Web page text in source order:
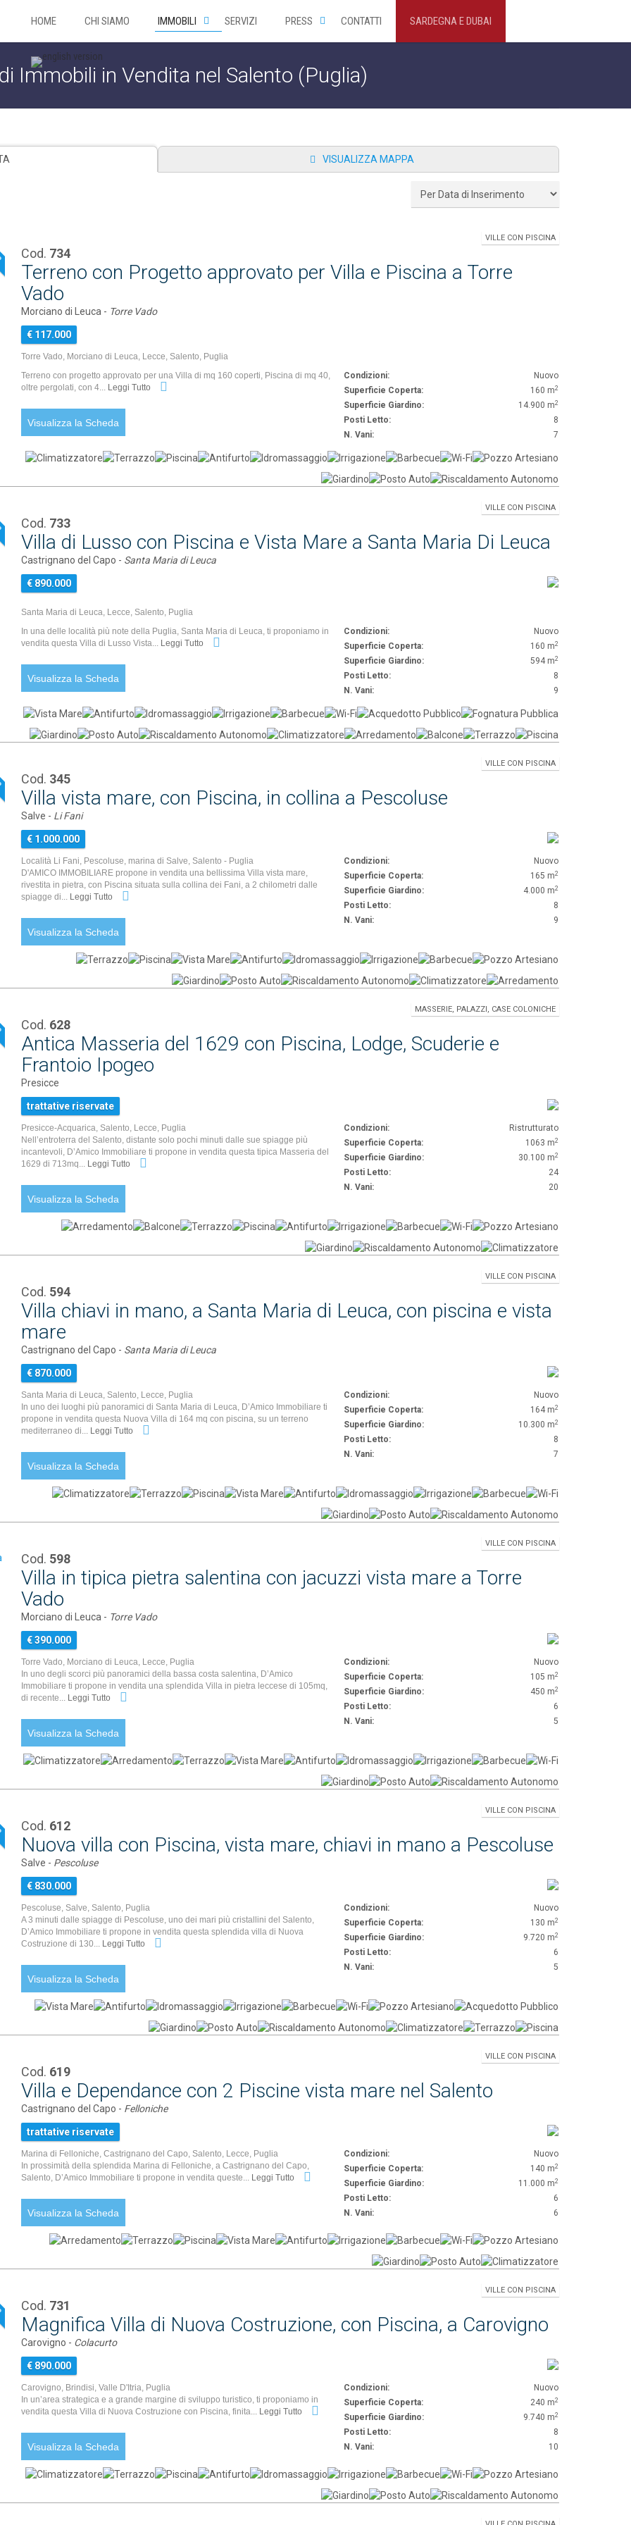
HOME CHI SIAMO IMMOBILI SERVIZI PRESS CONTATTI SARDEGNA E DUBAI
Immobili in Vendita nel Salento (Puglia)
VISUALIZZA MAPPA
VILLE CON PISCINA
Cod. 734
Terreno con Progetto approvato per Villa e Piscina a Torre
Vado
Morciano di Leuca - Torre Vado
€ 117.000
Torre Vado, Morciano di Leuca, Lecce, Salento, Puglia
Terreno con progetto approvato per una Villa di mq 160 coperti, Piscina di mq 40,
oltre pergolati, con 4... Leggi Tutto
Visualizza la Scheda
Condizioni:
Nuovo
Superficie Coperta:
160 m2
Superficie Giardino: 14.900 m2
Posti Letto:
8
N. Vani:
7
VILLE CON PISCINA
Cod. 733
Villa di Lusso con Piscina e Vista Mare a Santa Maria Di Leuca
Castrignano del Capo - Santa Maria di Leuca
€ 890.000
Santa Maria di Leuca, Lecce, Salento, Puglia
In una delle località più note della Puglia, Santa Maria di Leuca, ti proponiamo in
vendita questa Villa di Lusso Vista... Leggi Tutto
Visualizza la Scheda
Condizioni:
Nuovo
Superficie Coperta:
160 m2
Superficie Giardino: 594 m2
Posti Letto:
8
N. Vani:
9
VILLE CON PISCINA
Cod. 345
Villa vista mare, con Piscina, in collina a Pescoluse
Salve - Li Fani
€ 1.000.000
Località Li Fani, Pescoluse, marina di Salve, Salento - Puglia
D'AMICO IMMOBILIARE propone in vendita una bellissima Villa vista mare,
rivestita in pietra, con Piscina situata sulla collina dei Fani, a 2 chilometri dalle
spiagge di... Leggi Tutto
Visualizza la Scheda
Condizioni:
Nuovo
Superficie Coperta:
165 m2
Superficie Giardino: 4.000 m2
Posti Letto:
8
N. Vani:
9
MASSERIE, PALAZZI, CASE COLONICHE
Cod. 628
Antica Masseria del 1629 con Piscina, Lodge, Scuderie e
Frantoio Ipogeo
Presicce
trattative riservate
Presicce-Acquarica, Salento, Lecce, Puglia
Nell’entroterra del Salento, distante solo pochi minuti dalle sue spiagge più
incantevoli, D’Amico Immobiliare ti propone in vendita questa tipica Masseria del
1629 di 713mq... Leggi Tutto
Visualizza la Scheda
Condizioni:
Ristrutturato
Superficie Coperta:
1063 m2
Superficie Giardino: 30.100 m2
Posti Letto:
24
N. Vani:
20
VILLE CON PISCINA
Cod. 594
Villa chiavi in mano, a Santa Maria di Leuca, con piscina e vista
mare
Castrignano del Capo - Santa Maria di Leuca
€ 870.000
Santa Maria di Leuca, Salento, Lecce, Puglia
In uno dei luoghi più panoramici di Santa Maria di Leuca, D’Amico Immobiliare ti
propone in vendita questa Nuova Villa di 164 mq con piscina, su un terreno
mediterraneo di... Leggi Tutto
Visualizza la Scheda
Condizioni:
Nuovo
Superficie Coperta:
164 m2
Superficie Giardino: 10.300 m2
Posti Letto:
8
N. Vani:
7
VILLE CON PISCINA
Cod. 598
Villa in tipica pietra salentina con jacuzzi vista mare a Torre
Vado
Morciano di Leuca - Torre Vado
€ 390.000
Torre Vado, Morciano di Leuca, Lecce, Puglia
In uno degli scorci più panoramici della bassa costa salentina, D’Amico
Immobiliare ti propone in vendita una splendida Villa in pietra leccese di 105mq,
di recente... Leggi Tutto
Visualizza la Scheda
Condizioni:
Nuovo
Superficie Coperta:
105 m2
Superficie Giardino: 450 m2
Posti Letto:
6
N. Vani:
5
VILLE CON PISCINA
Cod. 612
Nuova villa con Piscina, vista mare, chiavi in mano a Pescoluse
Salve - Pescoluse
€ 830.000
Pescoluse, Salve, Salento, Puglia
A 3 minuti dalle spiagge di Pescoluse, uno dei mari più cristallini del Salento,
D’Amico Immobiliare ti propone in vendita questa splendida villa di Nuova
Costruzione di 130... Leggi Tutto
Visualizza la Scheda
Condizioni:
Nuovo
Superficie Coperta:
130 m2
Superficie Giardino: 9.720 m2
Posti Letto:
6
N. Vani:
5
VILLE CON PISCINA
Cod. 619
Villa e Dependance con 2 Piscine vista mare nel Salento
Castrignano del Capo - Felloniche
trattative riservate
Marina di Felloniche, Castrignano del Capo, Salento, Lecce, Puglia
In prossimità della splendida Marina di Felloniche, a Castrignano del Capo,
Salento, D’Amico Immobiliare ti propone in vendita queste... Leggi Tutto
Visualizza la Scheda
Condizioni:
Nuovo
Superficie Coperta:
140 m2
Superficie Giardino: 11.000 m2
Posti Letto:
6
N. Vani:
6
VILLE CON PISCINA
Cod. 731
Magnifica Villa di Nuova Costruzione, con Piscina, a Carovigno
Carovigno - Colacurto
€ 890.000
Carovigno, Brindisi, Valle D'Itria, Puglia
In un’area strategica e a grande margine di sviluppo turistico, ti proponiamo in
vendita questa Villa di Nuova Costruzione con Piscina, finita... Leggi Tutto
Visualizza la Scheda
Condizioni:
Nuovo
Superficie Coperta:
240 m2
Superficie Giardino: 9.740 m2
Posti Letto:
8
N. Vani:
10